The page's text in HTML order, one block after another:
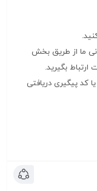
ما از طریق بخش
بگیرید.
کد پیگیری دریافتی